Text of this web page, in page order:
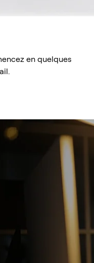
en quelques